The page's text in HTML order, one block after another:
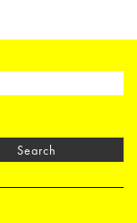
Search